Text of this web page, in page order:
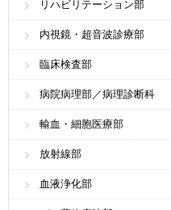
リハビリテーション部
内視鏡・超音波診療部
臨床検査部
病院病理部／病理診断科
輸血・細胞医療部
放射線部
血液浄化部